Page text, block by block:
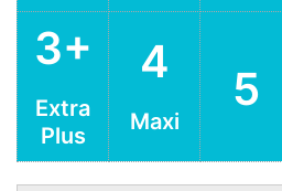
3+
Extra
Plus
4
Maxi
5